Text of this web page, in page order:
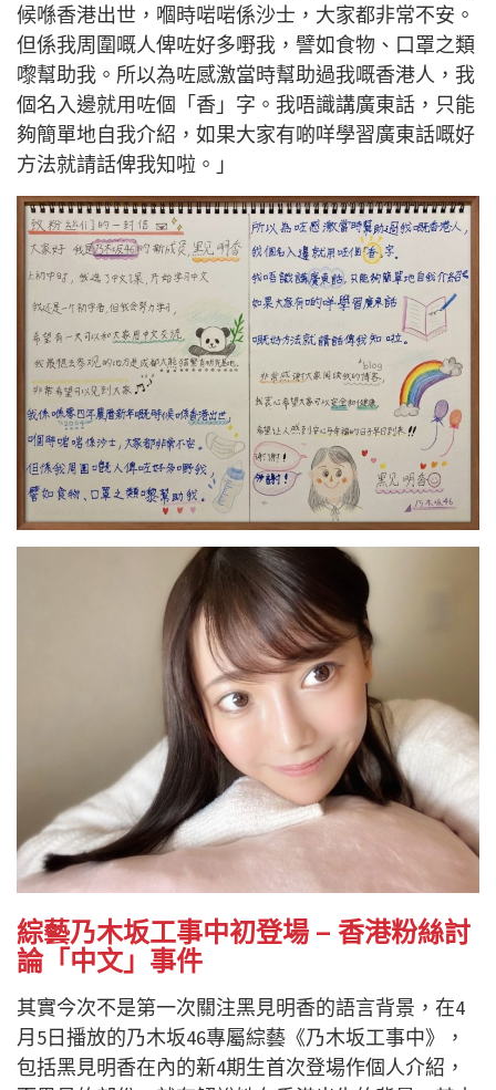
候喺香港出世，嗰時啱啱係沙士，大家都非常不安。
但係我周圍嘅人俾咗好多嘢我，譬如食物、口罩之類
嚟幫助我。所以為咗感激當時幫助過我嘅香港人，我
個名入邊就用咗個「香」字。我唔識講廣東話，只能
夠簡單地自我介紹，如果大家有啲咩學習廣東話嘅好
方法就請話俾我知啦。」
綜藝乃木坂工事中初登場 – 香港粉絲討
論「中文」事件
其實今次不是第一次關注黑見明香的語言背景，在4
月5日播放的乃木坂46專屬綜藝《乃木坂工事中》，
包括黑見明香在內的新4期生首次登場作個人介紹，